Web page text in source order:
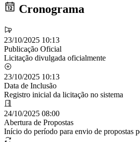
Cronograma
23/10/2025 10:13
Publicação Oficial
Licitação divulgada oficialmente
23/10/2025 10:13
Data de Inclusão
Registro inicial da licitação no sistema
24/10/2025 08:00
Abertura de Propostas
Início do período para envio de propostas